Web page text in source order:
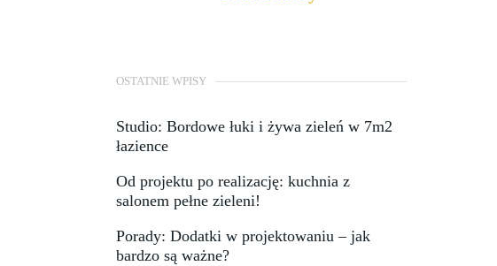
OSTATNIE WPISY
Studio: Bordowe łuki i żywa zieleń w 7m2
łazience
Od projektu po realizację: kuchnia z
salonem pełne zieleni!
Porady: Dodatki w projektowaniu – jak
bardzo są ważne?